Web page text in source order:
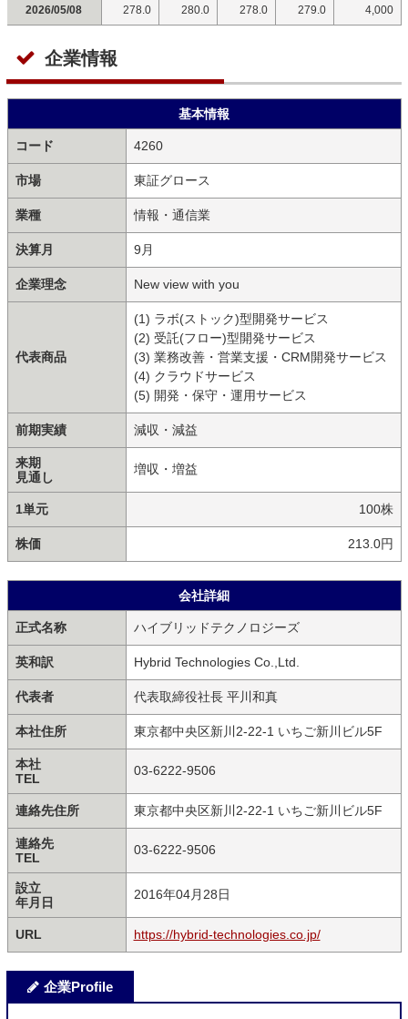
2026/05/08 278.0 280.0 278.0 279.0 4,000
企業情報
基本情報
コード 4260
市場 東証グロース
業種 情報・通信業
決算月 9月
企業理念 New view with you
代表商品
(1) ラボ(ストック)型開発サービス
(2) 受託(フロー)型開発サービス
(3) 業務改善・営業支援・CRM開発サービス
(4) クラウドサービス
(5) 開発・保守・運用サービス
前期実績 減収・減益
来期
見通し
増収・増益
1単元 100株
株価 213.0円
会社詳細
正式名称 ハイブリッドテクノロジーズ
英和訳 Hybrid Technologies Co.,Ltd.
代表者 代表取締役社長 平川和真
本社住所 東京都中央区新川2-22-1 いちご新川ビル5F
本社
TEL
03-6222-9506
連絡先住所 東京都中央区新川2-22-1 いちご新川ビル5F
連絡先
TEL
03-6222-9506
設立
年月日
2016年04月28日
URL https://hybrid-technologies.co.jp/
企業Profile